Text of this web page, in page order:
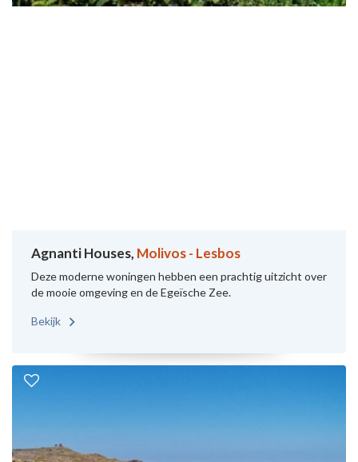
Agnanti Houses, Molivos - Lesbos
Deze moderne woningen hebben een prachtig uitzicht over
de mooie omgeving en de Egeïsche Zee.
Bekijk